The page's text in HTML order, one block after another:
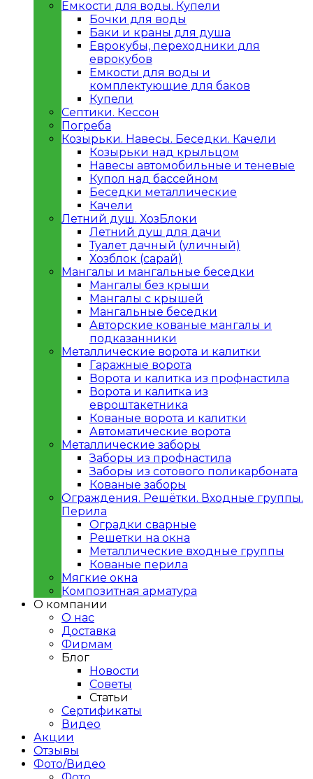
Емкости для воды. Купели
Бочки для воды
Баки и краны для душа
Еврокубы, переходники для
еврокубов
Емкости для воды и
комплектующие для баков
Купели
Септики. Кессон
Погреба
Козырьки. Навесы. Беседки. Качели
Козырьки над крыльцом
Навесы автомобильные и теневые
Купол над бассейном
Беседки металлическиe
Качели
Летний душ. ХозБлоки
Летний душ для дачи
Туалет дачный (уличный)
Хозблок (сарай)
Мангалы и мангальные беседки
Мангалы без крыши
Мангалы с крышей
Мангальные беседки
Авторские кованые мангалы и
подказанники
Металлическиe ворота и калитки
Гаражные ворота
Ворота и калитка из профнастила
Ворота и калитка из
евроштакетника
Кованые ворота и калитки
Автоматические ворота
Металлическиe заборы
Заборы из профнастила
Заборы из сотового поликарбоната
Кованые заборы
Ограждения. Решётки. Входные группы.
Перила
Оградки сварные
Решетки на окна
Металлические входные группы
Кованые перила
Мягкие окна
Композитная арматура
О компании
О нас
Доставка
Фирмам
Блог
Новости
Советы
Статьи
Сертификаты
Видео
Акции
Отзывы
Фото/Видео